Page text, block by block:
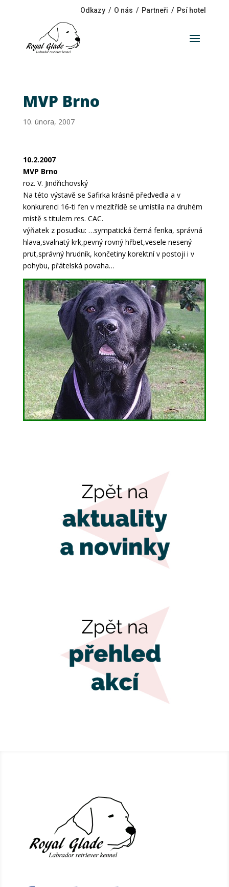
Odkazy / O nás / Partneři / Psí hotel
MVP Brno
10. února, 2007
10.2.2007
MVP Brno
roz. V. Jindřichovský
Na této výstavě se Safirka krásně předvedla a v
konkurenci 16-ti fen v mezitřídě se umístila na druhém
místě s titulem res. CAC.
výňatek z posudku: …sympatická černá fenka, správná
hlava,svalnatý krk,pevný rovný hřbet,vesele nesený
prut,správný hrudník, končetiny korektní v postoji i v
pohybu, přátelská povaha…